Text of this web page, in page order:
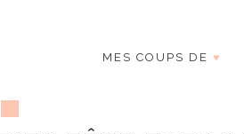
MES COUPS DE ♥